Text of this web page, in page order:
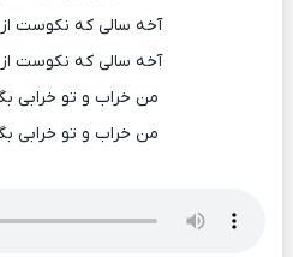
آخه سالی که نکوست
آخه سالی که نکوست
من خراب و تو خرابی
من خراب و تو خرابی